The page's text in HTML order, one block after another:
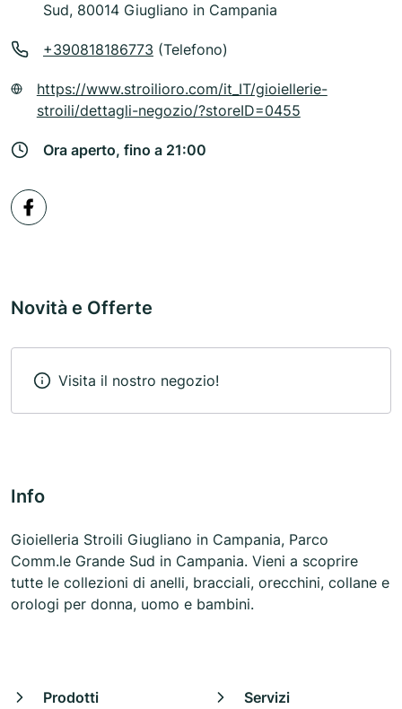
Sud, 80014 Giugliano in Campania
+390818186773 (Telefono)
https://www.stroilioro.com/it_IT/gioiellerie-
stroili/dettagli-negozio/?storeID=0455
Ora aperto, fino a 21:00
Novità e Offerte
Visita il nostro negozio!
Info
Gioielleria Stroili Giugliano in Campania, Parco
Comm.le Grande Sud in Campania. Vieni a scoprire
tutte le collezioni di anelli, bracciali, orecchini, collane e
orologi per donna, uomo e bambini.
Prodotti
Servizi